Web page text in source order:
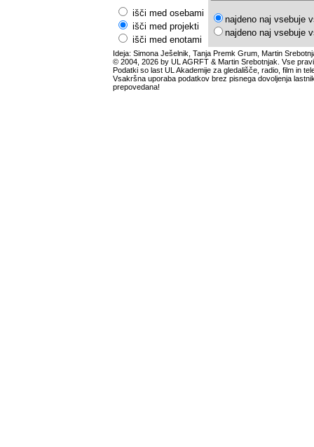
išči med osebami
išči med projekti
išči med enotami
najdeno naj vsebuje
najdeno naj vsebuje
Ideja: Simona Ješelnik, Tanja Premk Grum, Martin
© 2004, 2026 by UL AGRFT & Martin Srebotnjak. Vse
Podatki so last UL Akademije za gledališče, radio, film in
Vsakršna uporaba podatkov brez pisnega dovoljenja
prepovedana!